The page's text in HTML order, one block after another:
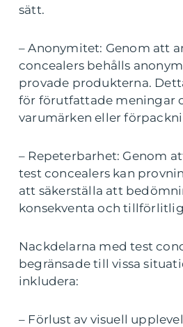
sätt.
– Anonymitet: Genom att
concealers behålls
provade produkterna.
för förutfattade meningar
varumärken eller
– Repeterbarhet: Genom
test concealers kan
att säkerställa att
konsekventa och
Nackdelarna med test
begränsade till vissa
inkludera:
– Förlust av visuell